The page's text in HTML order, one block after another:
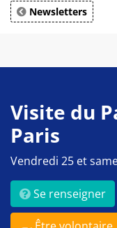
Newsletters
Visite du
Paris
Vendredi 25 et
Se renseigner